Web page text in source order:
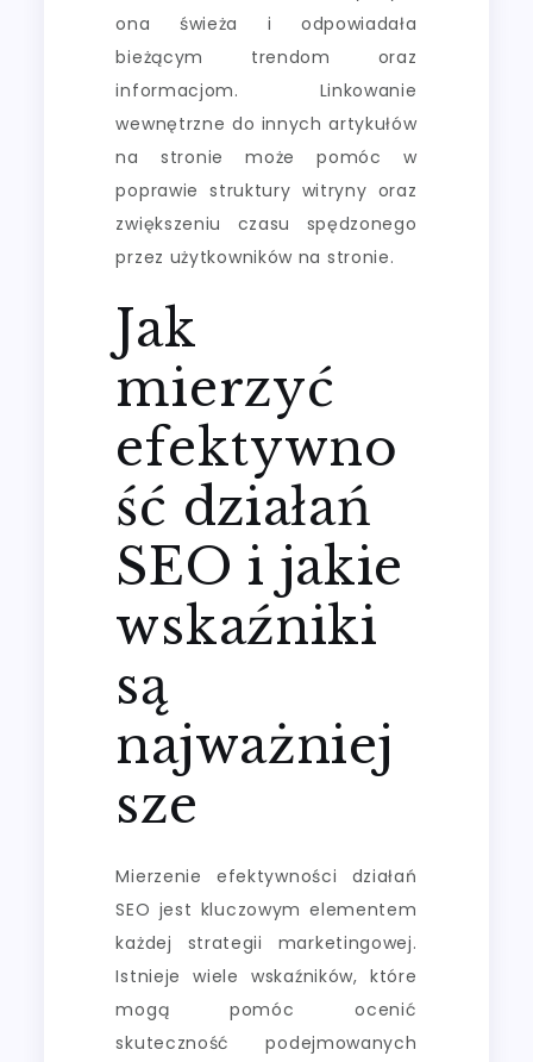
ona świeża i odpowiadała
bieżącym trendom oraz
informacjom. Linkowanie
wewnętrzne do innych artykułów
na stronie może pomóc w
poprawie struktury witryny oraz
zwiększeniu czasu spędzonego
przez użytkowników na stronie.
Jak
mierzyć
efektywno
ść działań
SEO i jakie
wskaźniki
są
najważniej
sze
Mierzenie efektywności działań
SEO jest kluczowym elementem
każdej strategii marketingowej.
Istnieje wiele wskaźników, które
mogą pomóc ocenić
skuteczność podejmowanych